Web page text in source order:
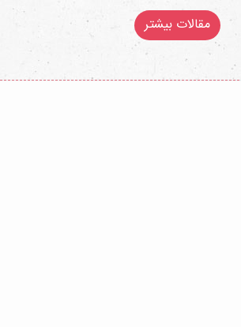
مقالات بیشتر